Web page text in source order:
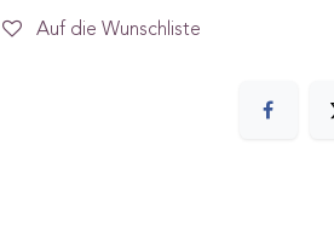
Auf die Wunschliste